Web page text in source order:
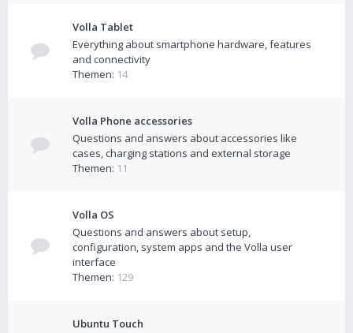
Volla Tablet
Everything about smartphone hardware, features
and connectivity
Themen: 14
Volla Phone accessories
Questions and answers about accessories like
cases, charging stations and external storage
Themen: 11
Volla OS
Questions and answers about setup,
configuration, system apps and the Volla user
interface
Themen: 129
Ubuntu Touch